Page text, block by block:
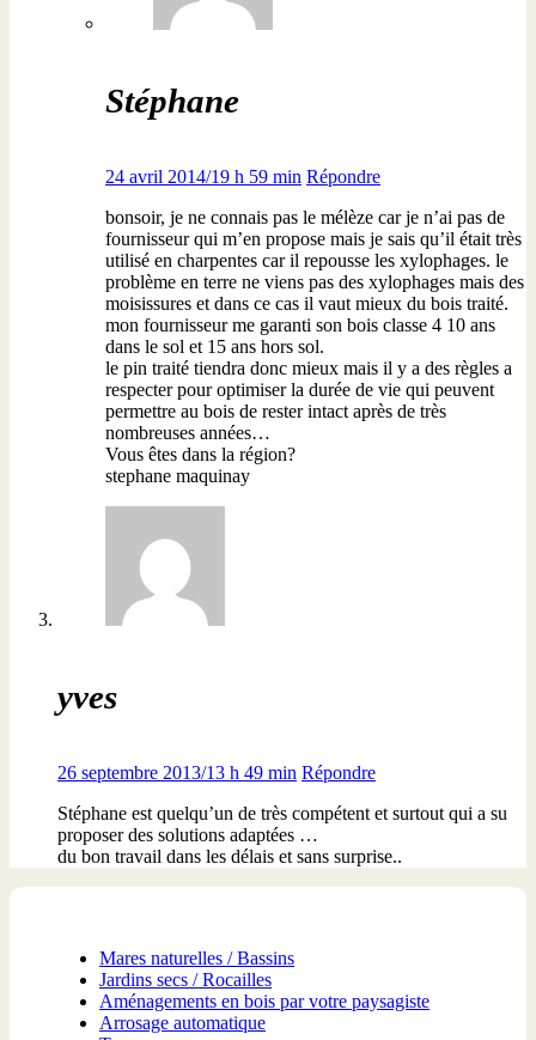
Stéphane
24 avril 2014/19 h 59 min Répondre
bonsoir, je ne connais pas le mélèze car je n’ai pas de
fournisseur qui m’en propose mais je sais qu’il était très
utilisé en charpentes car il repousse les xylophages. le
problème en terre ne viens pas des xylophages mais des
moisissures et dans ce cas il vaut mieux du bois traité.
mon fournisseur me garanti son bois classe 4 10 ans
dans le sol et 15 ans hors sol.
le pin traité tiendra donc mieux mais il y a des règles a
respecter pour optimiser la durée de vie qui peuvent
permettre au bois de rester intact après de très
nombreuses années…
Vous êtes dans la région?
stephane maquinay
yves
26 septembre 2013/13 h 49 min Répondre
Stéphane est quelqu’un de très compétent et surtout qui a su
proposer des solutions adaptées …
du bon travail dans les délais et sans surprise..
Mares naturelles / Bassins
Jardins secs / Rocailles
Aménagements en bois par votre paysagiste
Arrosage automatique